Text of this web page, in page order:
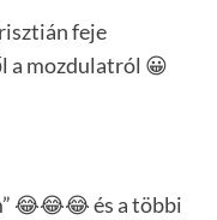
feje
a mozdulatról 😀
😂😂😂 és a többi